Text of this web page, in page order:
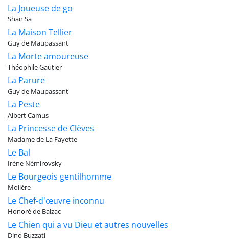
La Joueuse de go
Shan Sa
La Maison Tellier
Guy de Maupassant
La Morte amoureuse
Théophile Gautier
La Parure
Guy de Maupassant
La Peste
Albert Camus
La Princesse de Clèves
Madame de La Fayette
Le Bal
Irène Némirovsky
Le Bourgeois gentilhomme
Molière
Le Chef-d'œuvre inconnu
Honoré de Balzac
Le Chien qui a vu Dieu et autres nouvelles
Dino Buzzati